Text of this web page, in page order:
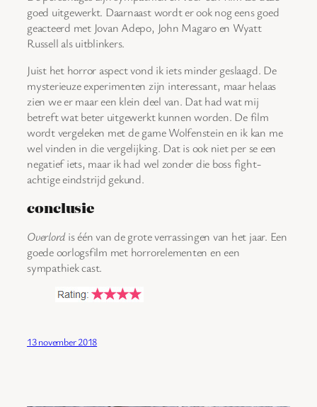
goed uitgewerkt. Daarnaast wordt er ook nog eens goed
geacteerd met Jovan Adepo, John Magaro en Wyatt
Russell als uitblinkers.
Juist het horror aspect vond ik iets minder geslaagd. De
mysterieuze experimenten zijn interessant, maar helaas
zien we er maar een klein deel van. Dat had wat mij
betreft wat beter uitgewerkt kunnen worden. De film
wordt vergeleken met de game Wolfenstein en ik kan me
wel vinden in die vergelijking. Dat is ook niet per se een
negatief iets, maar ik had wel zonder die boss fight-
achtige eindstrijd gekund.
conclusie
Overlordis één van de grote verrassingen van het jaar. Een
goede oorlogsfilm met horrorelementen en een
sympathiek cast.
13 november 2018